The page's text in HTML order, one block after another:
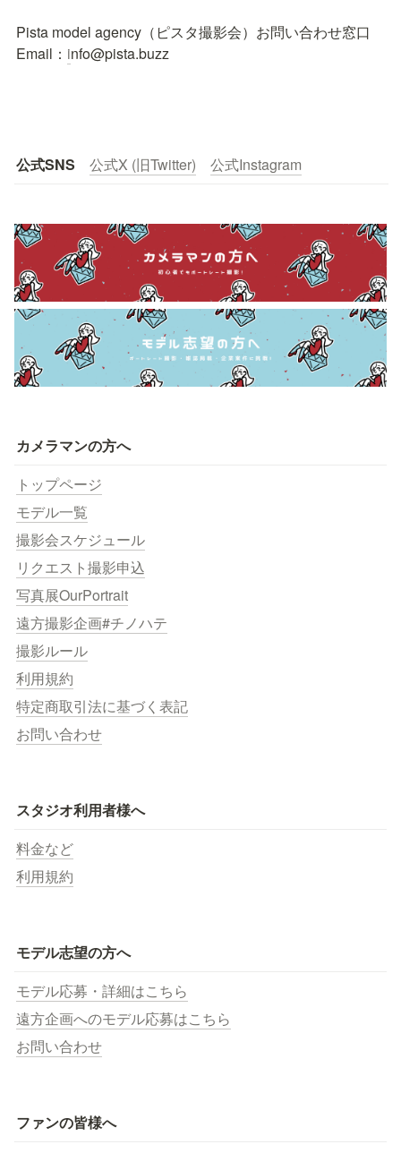
Pista model agency（ピスタ撮影会）お問い合わせ窓口
Email： info@pista.buzz
公式SNS 公式X (旧Twitter) 公式Instagram
カメラマンの方へ
トップページ
モデル一覧
撮影会スケジュール
リクエスト撮影申込
写真展OurPortrait
遠方撮影企画#チノハテ
撮影ルール
利用規約
特定商取引法に基づく表記
お問い合わせ
スタジオ利用者様へ
料金など
利用規約
モデル志望の方へ
モデル応募・詳細はこちら
遠方企画へのモデル応募はこちら
お問い合わせ
ファンの皆様へ